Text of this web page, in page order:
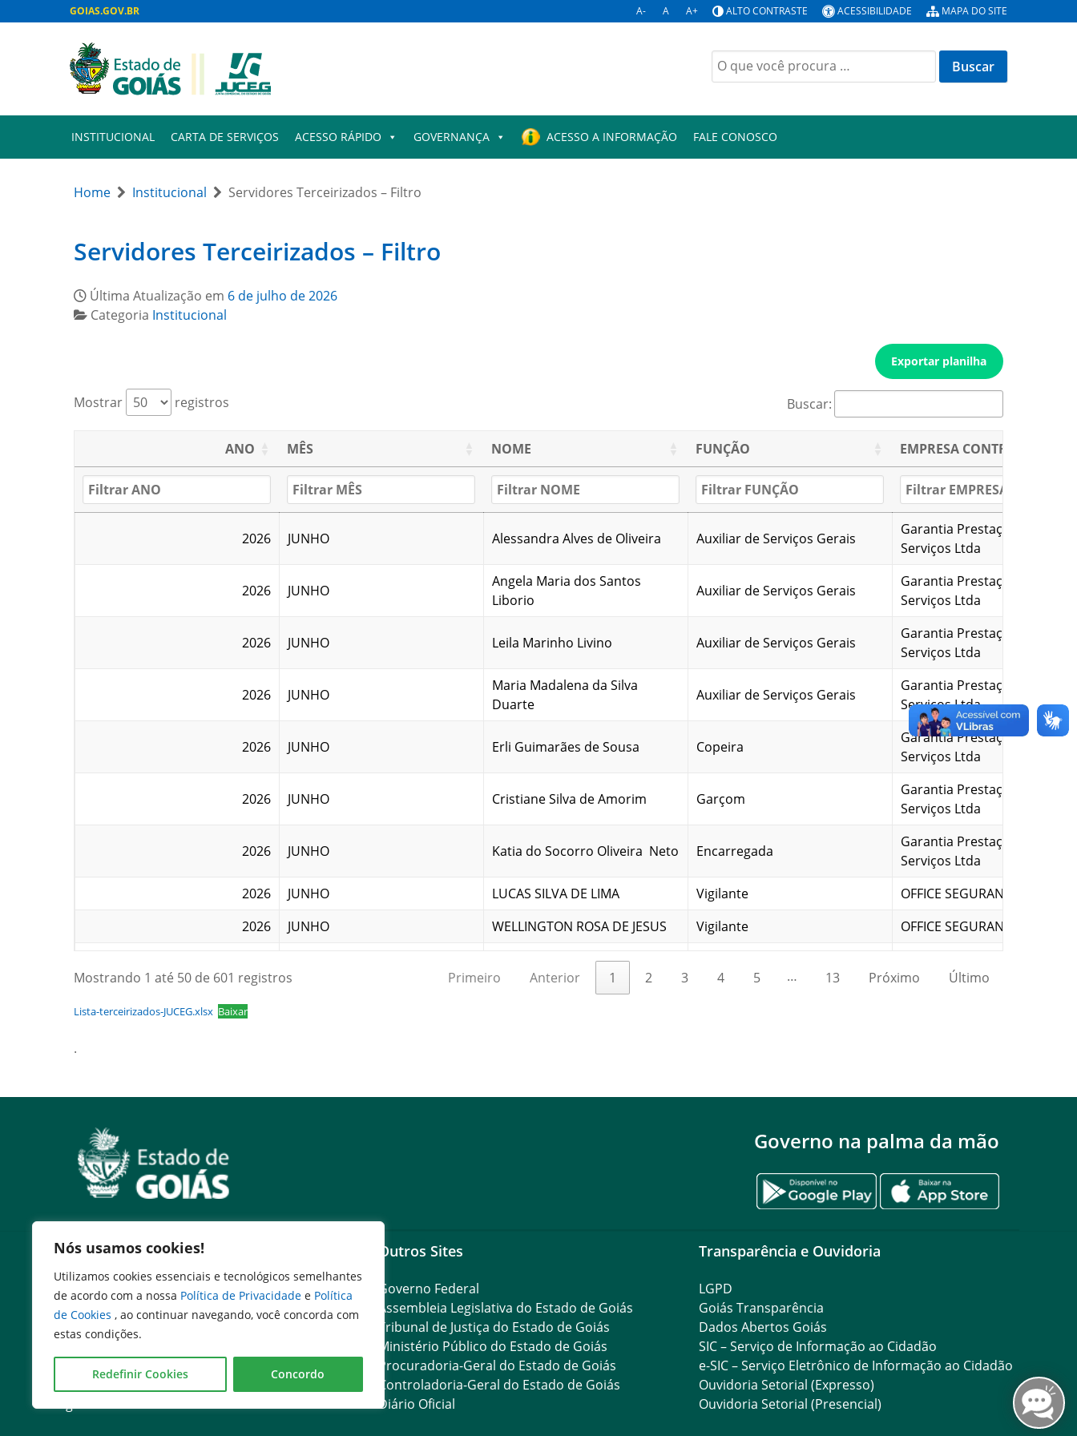
Nós usamos cookies!
Utilizamos cookies essenciais e tecnológicos semelhantes
de acordo com a nossa Política de Privacidade e Política
de Cookies , ao continuar navegando, você concorda com
estas condições.
Redefinir Cookies Concordo
GOIAS.GOV.BR A- A A+ ALTO CONTRASTE ACESSIBILIDADE MAPA DO SITE
Buscar
por:
INSTITUCIONAL CARTA DE SERVIÇOS ACESSO RÁPIDO GOVERNANÇA ACESSO A INFORMAÇÃO FALE CONOSCO
Home Institucional Servidores Terceirizados – Filtro
Servidores Terceirizados – Filtro
Última Atualização em 6 de julho de 2026
Categoria Institucional
Exportar planilha
Mostrar registros Buscar:
ANO MÊS NOME FUNÇÃO EMPRESA CONTRATADA
2026 JUNHO Alessandra Alves de Oliveira Auxiliar de Serviços Gerais
Garantia Prestação de
Serviços Ltda
2026 JUNHO
Angela Maria dos Santos
Liborio
Auxiliar de Serviços Gerais
Garantia Prestação de
Serviços Ltda
2026 JUNHO Leila Marinho Livino Auxiliar de Serviços Gerais
Garantia Prestação de
Serviços Ltda
2026 JUNHO
Maria Madalena da Silva
Duarte
Auxiliar de Serviços Gerais
Garantia Prestação de
Serviços Ltda
2026 JUNHO Erli Guimarães de Sousa Copeira
Garantia Prestação de
Serviços Ltda
2026 JUNHO Cristiane Silva de Amorim Garçom
Garantia Prestação de
Serviços Ltda
2026 JUNHO Katia do Socorro Oliveira Neto Encarregada
Garantia Prestação de
Serviços Ltda
2026
JUNHO LUCAS SILVA DE LIMA Vigilante
OFFICE SEGURANÇA LTDA
2026
JUNHO WELLINGTON ROSA DE JESUS Vigilante OFFICE SEGURANÇA LTDA
2026
LUCIA WANIA PEREIRA DA
ROCHA
Vigilante OFFICE SEGURANÇA LTDA
2026
Nicolas Richard Candido R. dos
Garantia Prestação de
Auxiliar de Serviços Gerais
Garantia Prestação de
Auxiliar de Serviços Gerais
2026 MAIO
Maria Madalena da Silva
Duarte
Auxiliar de Serviços Gerais
MAIO Erli Guimarães de Sousa Copeira
Garantia Prestação de
Serviços Ltda
Garantia Prestação de
Mostrando 1 até 50 de 601 registros Primeiro Anterior 1 2 3 4 5 … 13 Próximo Último
Lista-terceirizados-JUCEG.xlsx Baixar
.
Governo na palma da mão
Serviços
Expresso Goiás
Expresso Aplicações
Expresso Servidor
SEI Governadoria
Cadastro de Autoridades
Escola de Governo
Outros Sites
Governo Federal
Assembleia Legislativa do Estado de Goiás
Tribunal de Justiça do Estado de Goiás
Ministério Público do Estado de Goiás
Procuradoria-Geral do Estado de Goiás
Controladoria-Geral do Estado de Goiás
Diário Oficial
Transparência e Ouvidoria
LGPD
Goiás Transparência
Dados Abertos Goiás
SIC – Serviço de Informação ao Cidadão
e-SIC – Serviço Eletrônico de Informação ao Cidadão
Ouvidoria Setorial (Expresso)
Ouvidoria Setorial (Presencial)